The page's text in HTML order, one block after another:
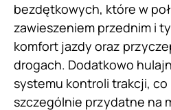
bezdętkowych, które w
zawieszeniem przednim i
komfort jazdy oraz
drogach. Dodatkowo
systemu kontroli trakcji, co
szczególnie przydatne na